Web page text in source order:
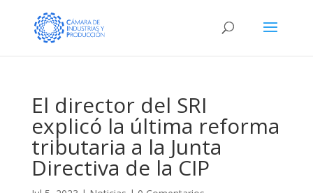
El director del SRI
explicó la última reforma
tributaria a la Junta
Directiva de la CIP